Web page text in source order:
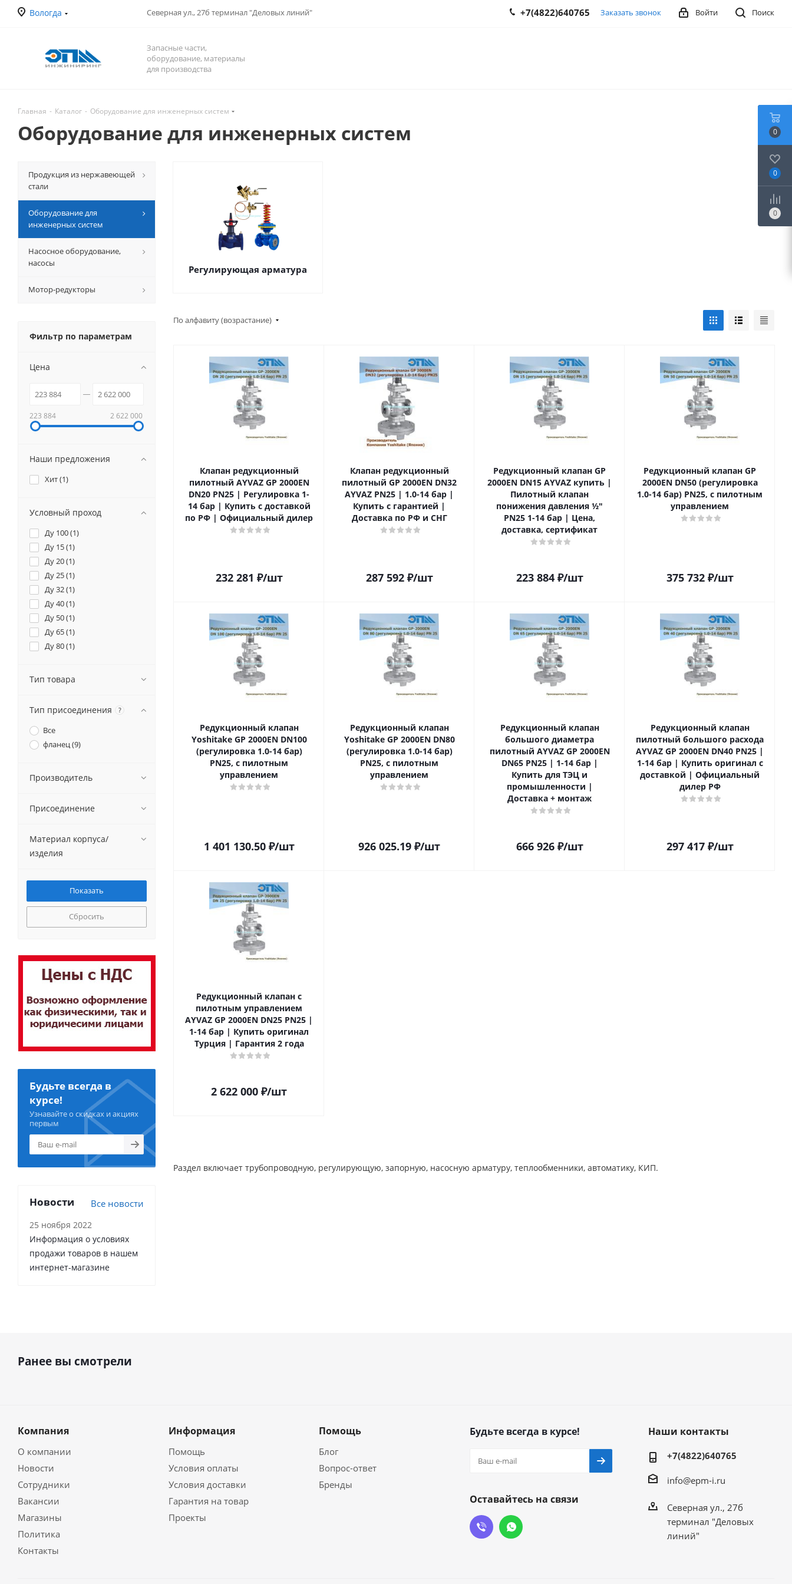
Вологда Северная ул., 27б терминал "Деловых линий" Поиск
Войти
+7(4822)640765 Заказать звонок
Запасные части,
оборудование, материалы
для производства
Главная - Каталог - Оборудование для инженерных систем
Оборудование для инженерных систем
Регулирующая арматура
По алфавиту (возрастание)
Клапан редукционный
пилотный AYVAZ GP 2000EN
DN20 PN25 | Регулировка 1-
14 бар | Купить с доставкой
по РФ | Официальный дилер
232 281 ₽/шт
Клапан редукционный
пилотный GP 2000EN DN32
AYVAZ PN25 | 1.0-14 бар |
Купить с гарантией |
Доставка по РФ и СНГ
287 592₽/шт
Редукционный клапан GP
2000EN DN15 AYVAZ купить |
Пилотный клапан
понижения давления ½"
PN25 1-14 бар | Цена,
доставка, сертификат
223 884₽/шт
Редукционный клапан GP
2000EN DN50 (регулировка
1.0-14 бар) PN25, с пилотным
управлением
375 732₽/шт
Редукционный клапан
Yoshitake GP 2000EN DN100
(регулировка 1.0-14 бар)
PN25, с пилотным
управлением
1 401 130.50₽/шт
Редукционный клапан
Yoshitake GP 2000EN DN80
(регулировка 1.0-14 бар)
PN25, с пилотным
управлением
926 025.19 ₽/шт
Редукционный клапан
большого диаметра
пилотный AYVAZ GP 2000EN
DN65 PN25 | 1-14 бар |
Купить для ТЭЦ и
промышленности |
Доставка + монтаж
666 926₽/шт
Редукционный клапан
пилотный большого расхода
AYVAZ GP 2000EN DN40 PN25 |
1-14 бар | Купить оригинал с
доставкой | Официальный
дилер РФ
297 417₽/шт
Редукционный клапан с
пилотным управлением
AYVAZ GP 2000EN DN25 PN25 |
1-14 бар | Купить оригинал
Турция | Гарантия 2 года
2 622 000 ₽/шт
Раздел включает трубопроводную, регулирующую, запорную, насосную арматуру, теплообменники, автоматику, КИП.
Продукция из нержавеющей
стали
Оборудование для
инженерных систем
Насосное оборудование,
насосы
Мотор-редукторы
Фильтр по параметрам
Цена
223 884 2 622 000
Наши предложения
Хит (1)
Условный проход
Ду 100 (1)
Ду 15 (1)
Ду 20 (1)
Ду 25 (1)
Ду 32 (1)
Ду 40 (1)
Ду 50 (1)
Ду 65 (1)
Ду 80 (1)
Тип товара
Тип присоединения ?
Все
фланец (9)
Производитель
Присоединение
Материал корпуса/
изделия
Сбросить
Будьте всегда в
курсе!
Узнавайте о скидках и акциях
первым
Новости Все новости
25 ноября 2022
Информация о условиях
продажи товаров в нашем
интернет-магазине
Ранее вы смотрели
Компания
О компании
Новости
Сотрудники
Вакансии
Магазины
Политика
Контакты
Информация
Помощь
Условия оплаты
Условия доставки
Гарантия на товар
Проекты
Помощь
Блог
Вопрос-ответ
Бренды
Будьте всегда в курсе!
Оставайтесь на связи
Наши контакты
+7(4822)640765
info@epm-i.ru
Северная ул., 27б
терминал "Деловых
линий"
0
0
0